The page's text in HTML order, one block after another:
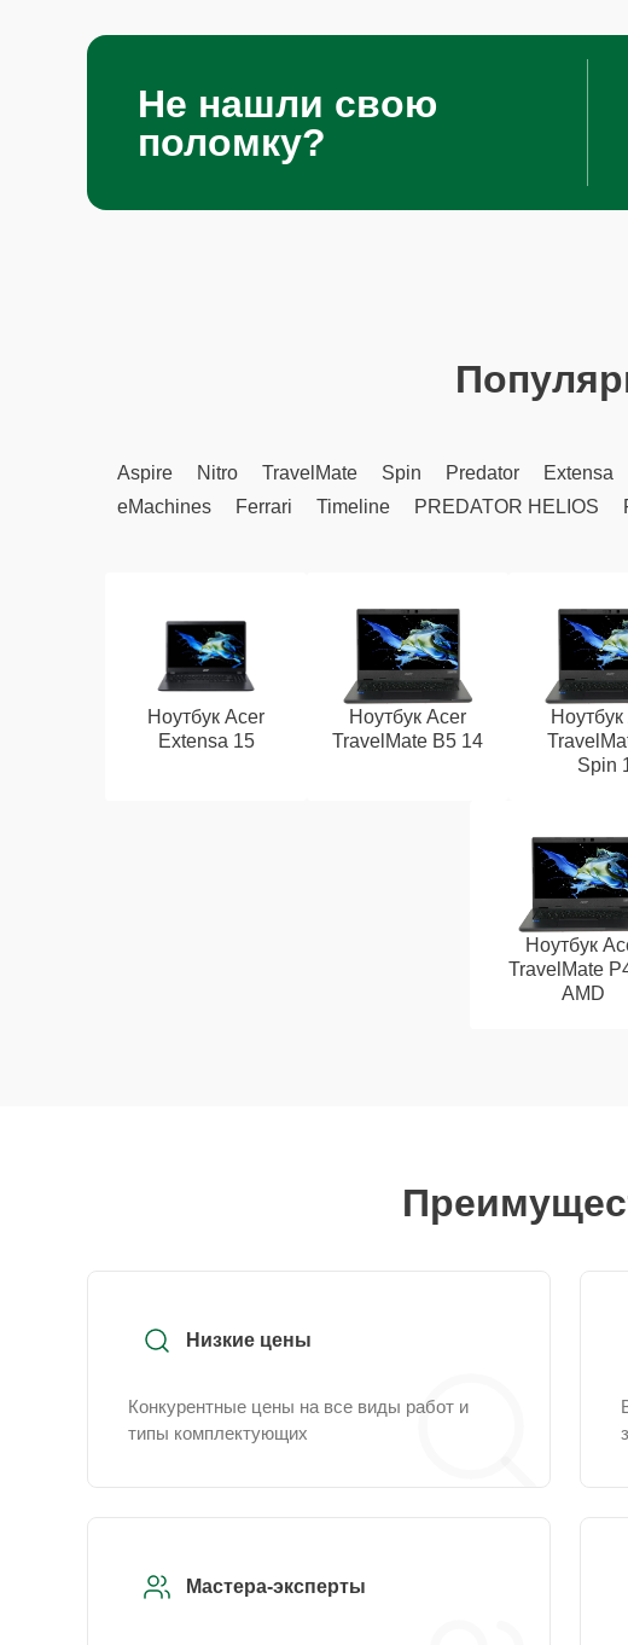
Не нашли свою
поломку?
Aspire Nitro TravelMate Spin Predator Extensa
eMachines
Ferrari Timeline PREDATOR HELIOS
Ноутбук Acer
Extensa 15
Ноутбук Acer
TravelMate B5 14
Spin
Ноутбук
TravelMate
AMD
Низкие цены
Конкурентные цены на все виды работ и
типы комплектующих
Мастера-эксперты